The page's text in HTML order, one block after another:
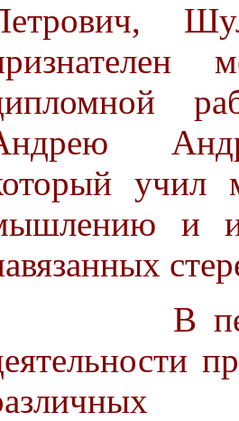
учил
и
В период